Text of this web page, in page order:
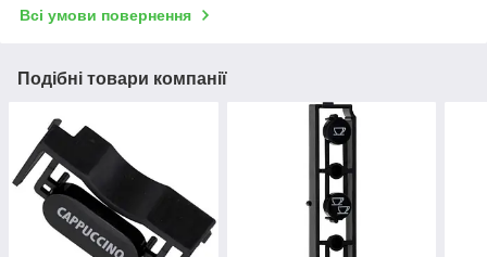
Всі умови повернення
Подібні товари компанії